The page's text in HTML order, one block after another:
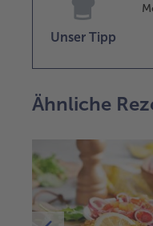
Unser Tipp
Ähnliche